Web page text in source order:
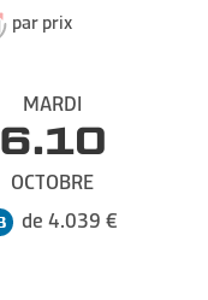
par prix
MARDI
6.10
OCTOBRE
de 4.039 €